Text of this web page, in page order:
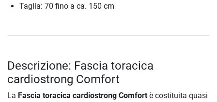
Taglia: 70 fino a ca. 150 cm
Descrizione: Fascia toracica
cardiostrong Comfort
La Fascia toracica cardiostrong Comfort è costituita quasi